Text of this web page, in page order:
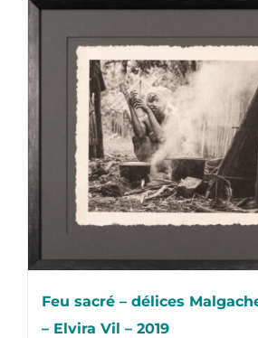
Feu sacré – délices
– Elvira Vil – 2019